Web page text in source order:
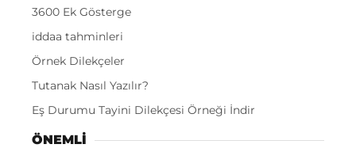
3600 Ek Gösterge
iddaa tahminleri
Örnek Dilekçeler
Tutanak Nasıl Yazılır?
Eş Durumu Tayini Dilekçesi Örneği İndir
ÖNEMLI